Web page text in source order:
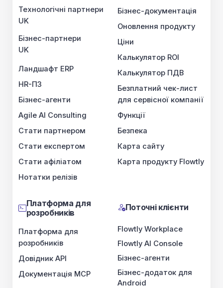
Технологічні партнери
UK
Бізнес-партнери
UK
Ландшафт ERP
HR-ПЗ
Бізнес-агенти
Agile AI Consulting
Стати партнером
Стати експертом
Стати афіліатом
Нотатки релізів
Бізнес-документація
Оновлення продукту
Ціни
Калькулятор ROI
Калькулятор ПДВ
Безплатний чек-лист
для сервісної компанії
Функції
Безпека
Карта сайту
Карта продукту Flowtly
Платформа для
розробників
Платформа для
розробників
Довідник API
Документація MCP
Поточні клієнти
Flowtly Workplace
Flowtly AI Console
Бізнес-агенти
Бізнес-додаток для
Android